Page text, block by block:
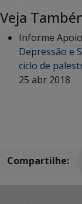
Veja
Informe
Depressão e
ciclo de
25 abr 2018
Compartilhe: